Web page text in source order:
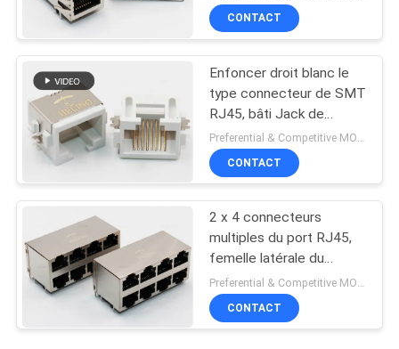
RJ45 vertical Jack
Connecteur RJ45 à
angle droit
entrée
CONTACT
Enfoncer droit blanc le
type connecteur de SMT
RJ45, bâti Jack de
surface de 8P8C RJ45 Preferential & Competitive MOQ:1000
CONTACT
2 x 4 connecteurs
multiples du port RJ45,
femelle latérale du
connecteur RJ45
d'entrée de 90 degrés
Preferential & Competitive MOQ:3000
CONTACT